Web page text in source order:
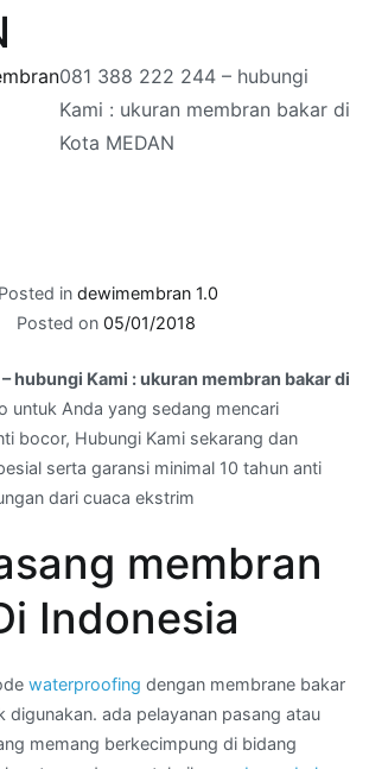
081 388 222 244 – hubungi
Kami : ukuran membran bakar di
Kota MEDAN
Posted in dewimembran 1.0
Posted on 05/01/2018
hubungi Kami : ukuran membran bakar di
untuk Anda yang sedang mencari
bocor, Hubungi Kami sekarang dan
serta garansi minimal 10 tahun anti
dari cuaca ekstrim
membran
Indonesia
waterproofing dengan membrane bakar
digunakan. ada pelayanan pasang atau
memang berkecimpung di bidang